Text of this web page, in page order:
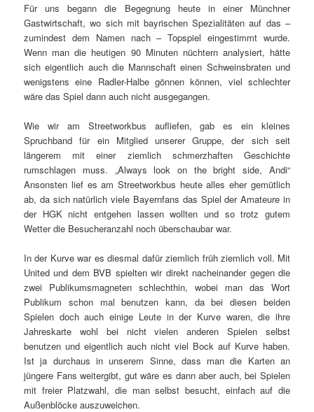
Für uns begann die Begegnung heute in einer Münchner
Gastwirtschaft, wo sich mit bayrischen Spezialitäten auf das –
zumindest dem Namen nach – Topspiel eingestimmt wurde.
Wenn man die heutigen 90 Minuten nüchtern analysiert, hätte
sich eigentlich auch die Mannschaft einen Schweinsbraten und
wenigstens eine Radler-Halbe gönnen können, viel schlechter
wäre das Spiel dann auch nicht ausgegangen.
Wie wir am Streetworkbus aufliefen, gab es ein kleines
Spruchband für ein Mitglied unserer Gruppe, der sich seit
längerem mit einer ziemlich schmerzhaften Geschichte
rumschlagen muss. „Always look on the bright side, Andi“
Ansonsten lief es am Streetworkbus heute alles eher gemütlich
ab, da sich natürlich viele Bayernfans das Spiel der Amateure in
der HGK nicht entgehen lassen wollten und so trotz gutem
Wetter die Besucheranzahl noch überschaubar war.
In der Kurve war es diesmal dafür ziemlich früh ziemlich voll. Mit
United und dem BVB spielten wir direkt nacheinander gegen die
zwei Publikumsmagneten schlechthin, wobei man das Wort
Publikum schon mal benutzen kann, da bei diesen beiden
Spielen doch auch einige Leute in der Kurve waren, die ihre
Jahreskarte wohl bei nicht vielen anderen Spielen selbst
benutzen und eigentlich auch nicht viel Bock auf Kurve haben.
Ist ja durchaus in unserem Sinne, dass man die Karten an
jüngere Fans weitergibt, gut wäre es dann aber auch, bei Spielen
mit freier Platzwahl, die man selbst besucht, einfach auf die
Außenblöcke auszuweichen.